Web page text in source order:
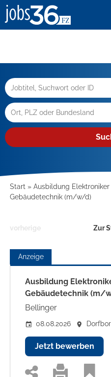
Start
Ausbildung
Gebäudetechnik (m/w/d)
vorherige Zur
Anzeige
Ausbildung
Gebäudetechnik (m/
Bellinger
08.08.2026
Jetzt bewerben